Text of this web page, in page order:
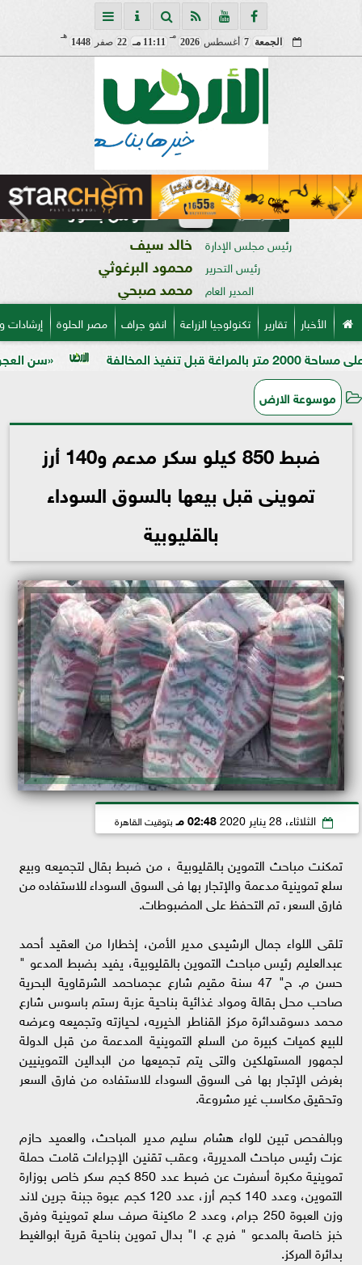
الجمعة 7 أغسطس 2026
مـ
11:11 مـ 22 صفر 1448
هـ
رئيس مجلس الإدارة خالد سيف
رئيس التحرير محمود البرغوثي
المدير العام محمد صبحي
الأخبار تقارير تكنولوجيا الزراعة انفو جراف مصر الحلوة
«سن العجوز» في
موسوعة الارض
ضبط 850 كيلو سكر مدعم و140 أرز
تموينى قبل بيعها بالسوق السوداء
بالقليوبية
الثلاثاء، 28 يناير 2020 02:48 مـ بتوقيت القاهرة
تمكنت مباحث التموين بالقليوبية ، من ضبط بقال لتجميعه وبيع
سلع تموينية مدعمة والإتجار بها فى السوق السوداء للاستفاده من
فارق السعر، تم التحفظ على المضبوطات.
تلقى اللواء جمال الرشيدى مدير الأمن، إخطارا من العقيد أحمد
عبدالعليم رئيس مباحث التموين بالقليوبية، يفيد بضبط المدعو "
حسن م. ح" 47 سنة مقيم شارع عجمىاحمد الشرقاوية البحرية
صاحب محل بقالة ومواد غذائية بناحية عزبة رستم باسوس شارع
محمد دسوقىدائرة مركز القناطر الخيريه، لحيازته وتجميعه وعرضه
للبيع كميات كبيرة من السلع التموينية المدعمة من قبل الدولة
لجمهور المستهلكين والتى يتم تجميعها من البدالين التموينيين
بغرض الإتجار بها فى السوق السوداء للاستفاده من فارق السعر
وتحقيق مكاسب غير مشروعة.
وبالفحص تبين للواء هشام سليم مدير المباحث، والعميد حازم
عزت رئيس مباحث المديرية، وعقب تقنين الإجراءات قامت حملة
تموينية مكبرة أسفرت عن ضبط عدد 850 كجم سكر خاص بوزارة
التموين، وعدد 140 كجم أرز، عدد 120 كجم عبوة جبنة جرين لاند
وزن العبوة 250 جرام، وعدد 2 ماكينة صرف سلع تموينية وفرق
خبز خاصة بالمدعو " فرج ع. ا" بدال تموين بناحية قرية ابوالغيط
بدائرة المركز.